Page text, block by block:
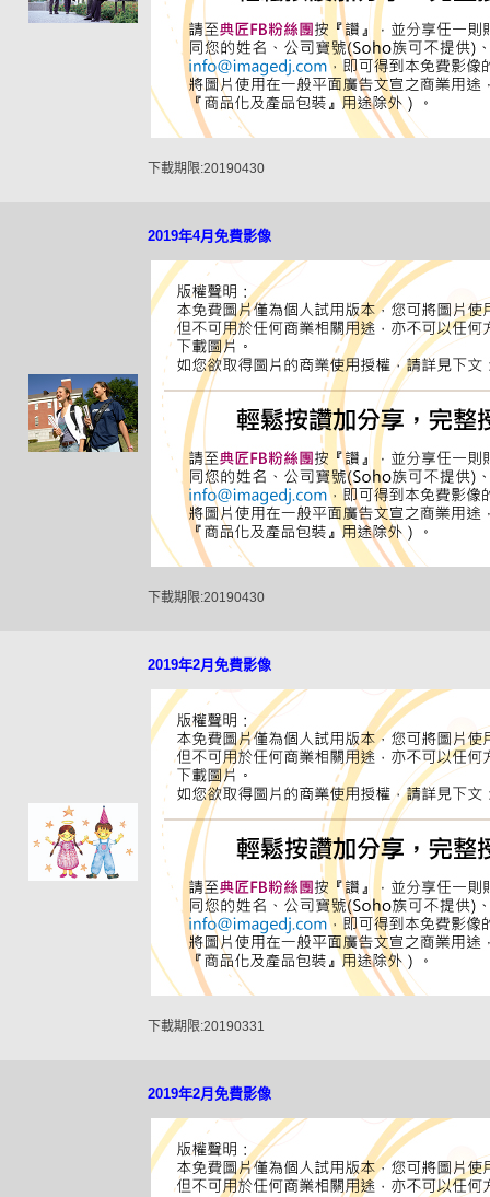
下載期限:20190430
2019年4月免費影像
下載期限:20190430
2019年2月免費影像
下載期限:20190331
2019年2月免費影像